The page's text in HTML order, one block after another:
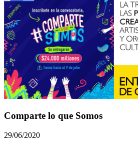
Comparte lo que Somos
29/06/2020